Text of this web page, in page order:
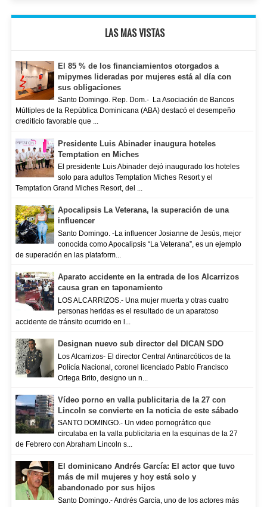
LAS MAS VISTAS
El 85 % de los financiamientos otorgados a
mipymes lideradas por mujeres está al día con
sus obligaciones
Santo Domingo. Rep. Dom.- La Asociación de Bancos
Múltiples de la República Dominicana (ABA) destacó el desempeño
crediticio favorable que ...
Presidente Luis Abinader inaugura hoteles
Temptation en Miches
El presidente Luis Abinader dejó inaugurado los hoteles
solo para adultos Temptation Miches Resort y el
Temptation Grand Miches Resort, del ...
Apocalipsis La Veterana, la superación de una
influencer
Santo Domingo. -La influencer Josianne de Jesús, mejor
conocida como Apocalipsis “La Veterana”, es un ejemplo
de superación en las plataform...
Aparato accidente en la entrada de los Alcarrizos
causa gran en taponamiento
LOS ALCARRIZOS.- Una mujer muerta y otras cuatro
personas heridas es el resultado de un aparatoso
accidente de tránsito ocurrido en l...
Designan nuevo sub director del DICAN SDO
Los Alcarrizos- El director Central Antinarcóticos de la
Policía Nacional, coronel licenciado Pablo Francisco
Ortega Brito, designo un n...
Vídeo porno en valla publicitaria de la 27 con
Lincoln se convierte en la noticia de este sábado
SANTO DOMINGO.- Un video pornográfico que
circulaba en la valla publicitaria en la esquinas de la 27
de Febrero con Abraham Lincoln s...
El dominicano Andrés García: El actor que tuvo
más de mil mujeres y hoy está solo y
abandonado por sus hijos
Santo Domingo.- Andrés García, uno de los actores más